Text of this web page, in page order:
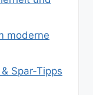
moderne
Spar‑Tipps